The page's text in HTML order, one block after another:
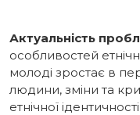
Актуальність
особливостей
молоді зростає в
людини, зміни та
етнічної